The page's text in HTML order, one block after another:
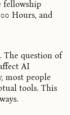
fellowship
Hours, and
The question of
AI
most people
tools. This